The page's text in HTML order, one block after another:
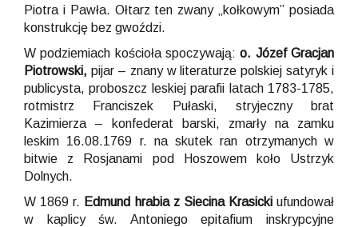
Piotra i Pawła. Ołtarz ten zwany „kołkowym” posiada
konstrukcję bez gwoździ.
W podziemiach kościoła spoczywają:o. Józef Gracjan
Piotrowski, pijar – znany w literaturze polskiej satyryk i
publicysta, proboszcz leskiej parafii latach 1783-1785,
rotmistrz Franciszek Pułaski, stryjeczny brat
Kazimierza – konfederat barski, zmarły na zamku
leskim 16.08.1769 r. na skutek ran otrzymanych w
bitwie z Rosjanami pod Hoszowem koło Ustrzyk
Dolnych.
W 1869 r. Edmund hrabia z Siecina Krasickiufundował
w kaplicy św. Antoniego epitafium inskrypcyjne